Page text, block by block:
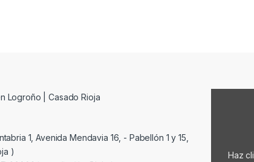
1, Avenida Mendavia 16, - Pabellón 1 y 15,
)
Haz